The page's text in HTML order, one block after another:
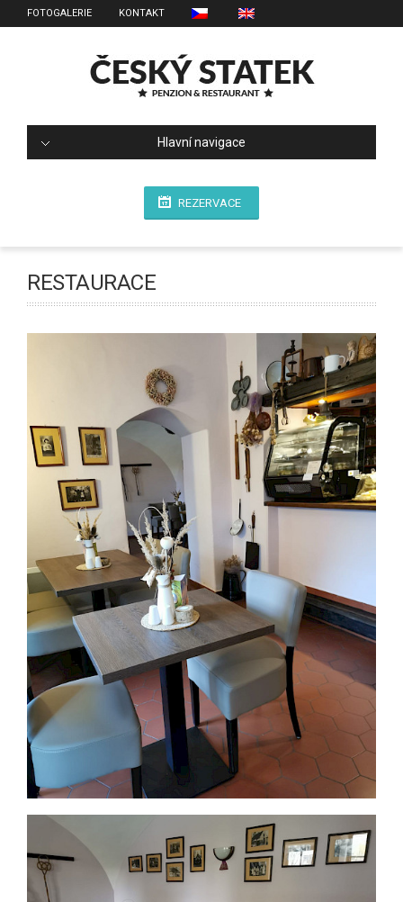
FOTOGALERIE KONTAKT
Hlavní navigace
REZERVACE
RESTAURACE